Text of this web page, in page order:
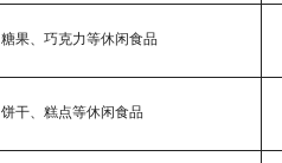
糖果、巧克力等休闲食品
饼干、糕点等休闲食品